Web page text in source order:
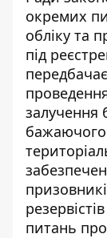
окремих
обліку та
під
проведення
залучення
бажаючого
питань